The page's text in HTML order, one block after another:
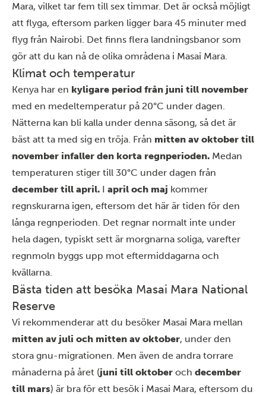
Mara, vilket tar fem till sex timmar. Det är också möjligt
att flyga, eftersom parken ligger bara 45 minuter med
flyg från Nairobi. Det finns flera landningsbanor som
gör att du kan nå de olika områdena i Masai Mara.
Klimat och temperatur
Kenya har en kyligare period från juni till november
med en medeltemperatur på 20°C under dagen.
Nätterna kan bli kalla under denna säsong, så det är
bäst att ta med sig en tröja. Från mitten av oktober till
november infaller den korta regnperioden. Medan
temperaturen stiger till 30°C under dagen från
december till april. I april och maj kommer
regnskurarna igen, eftersom det här är tiden för den
långa regnperioden. Det regnar normalt inte under
hela dagen, typiskt sett är morgnarna soliga, varefter
regnmoln byggs upp mot eftermiddagarna och
kvällarna.
Bästa tiden att besöka Masai Mara National
Reserve
Vi rekommenderar att du besöker Masai Mara mellan
mitten av juli och mitten av oktober, under den
stora gnu-migrationen. Men även de andra torrare
månaderna på året (juni till oktober och december
till mars) är bra för ett besök i Masai Mara, eftersom du